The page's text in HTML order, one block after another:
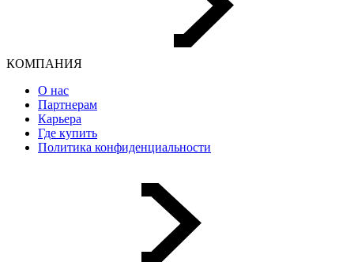
КОМПАНИЯ
О нас
Партнерам
Карьера
Где купить
Политика конфиденциальности